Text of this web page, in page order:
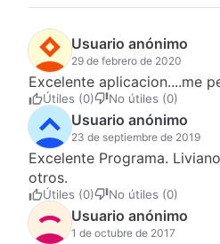
Usuario anónimo
29 de febrero de 2020
Excelente aplicacion....me
Útiles (0) No útiles (0)
Usuario anónimo
23 de septiembre de 2019
Excelente Programa.
otros.
Útiles (0) No útiles (0)
Usuario anónimo
1 de octubre de 2017